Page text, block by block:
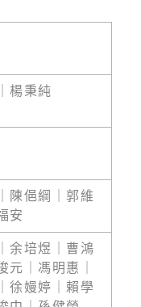
楊秉純
陳俋綱｜郭維
安
余培煜｜曹鴻
元｜馮明惠｜
徐嫚婷｜賴學